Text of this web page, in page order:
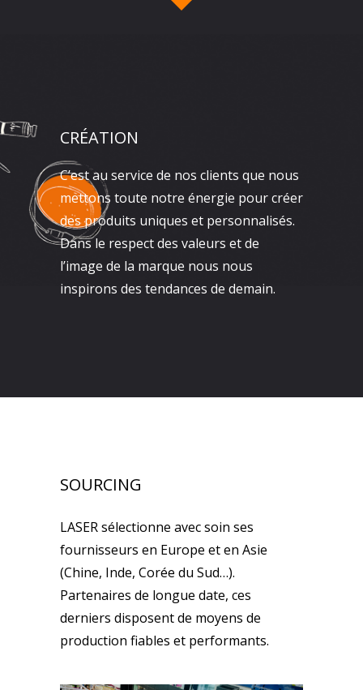
CRÉATION
C’est au service de nos clients que nous
mettons toute notre énergie pour créer
des produits uniques et personnalisés.
Dans le respect des valeurs et de
l’image de la marque nous nous
inspirons des tendances de demain.
SOURCING
LASER sélectionne avec soin ses
fournisseurs en Europe et en Asie
(Chine, Inde, Corée du Sud…).
Partenaires de longue date, ces
derniers disposent de moyens de
production fiables et performants.